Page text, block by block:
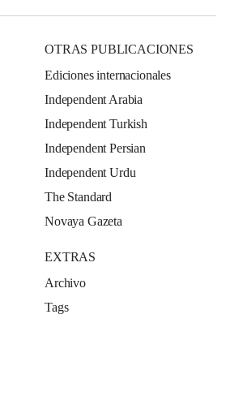
OTRAS PUBLICACIONES
Ediciones internacionales
Independent Arabia
Independent Turkish
Independent Persian
Independent Urdu
The Standard
Novaya Gazeta
EXTRAS
Archivo
Tags